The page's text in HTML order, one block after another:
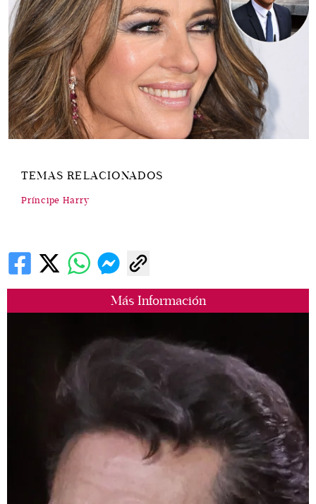
Más Información
TEMAS RELACIONADOS
Príncipe Harry